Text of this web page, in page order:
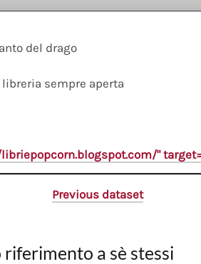
del drago
sempre aperta
"
Previous dataset
a sè stessi